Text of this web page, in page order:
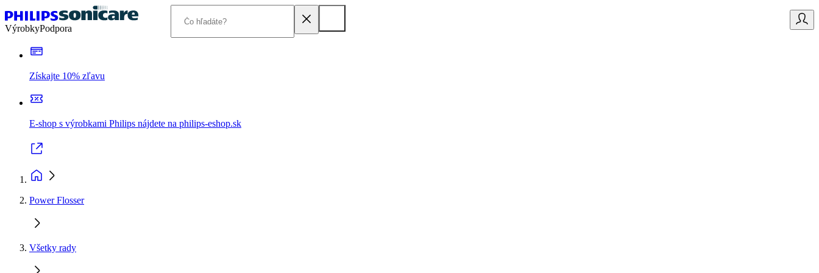
VýrobkyPodpora
Získajte 10% zľavu
E-shop s výrobkami Philips nájdete na philips-eshop.sk
Power Flosser
Všetky rady